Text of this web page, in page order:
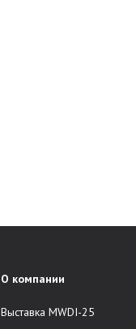
О компании
Выставка MWDI-25